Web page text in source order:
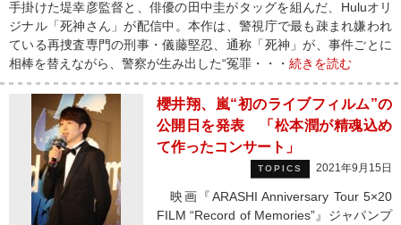
手掛けた堤幸彦監督と、俳優の田中圭がタッグを組んだ、Huluオリ
ジナル「死神さん」が配信中。本作は、警視庁で最も疎まれ嫌われ
ている再捜査専門の刑事・儀藤堅忍、通称「死神」が、事件ごとに
相棒を替えながら、警察が生み出した“冤罪・・・ 続きを読む
櫻井翔、嵐“初のライブフィルム”の
公開日を発表 「松本潤が精魂込め
て作ったコンサート」
TOPICS 2021年9月15日
映画『ARASHI Anniversary Tour 5×20
FILM “Record of Memories”』ジャパンプ